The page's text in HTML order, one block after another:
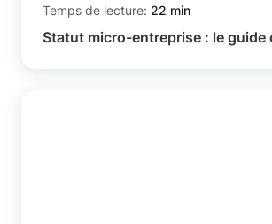
Temps de lecture: 22 min
Statut micro-entreprise : le guide